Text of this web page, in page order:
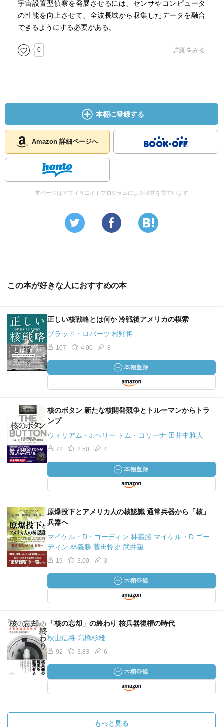
宇宙設置型偵察を発展させるには、センサやコンピュータ
の性能を向上させて、全波長域から収集したデータを融合
できるようにする必要がある。
0 詳細をみる
本棚に登録する
Amazon 詳細ページへ
本ページはアフィリエイトプログラムによる収益を得ています
この本が好きな人におすすめの本
正しい核戦略とは何か 冷戦後アメリカの模索
ブラッド・ロバーツ 村野将
107 4.00 8
核のボタン 新たな核開発競争とトルーマンからトラ
ンプ
ウィリアム・J.ペリー トム・コリーナ 田井中雅人
72 2.50 4
原爆投下とアメリカ人の核認識 通常兵器から「核」
兵器へ
マイケル・D・ゴーディン 林義勝 マイケル・D.ゴー
ディン 林義勝 藤田怜史 武井望
19 3.00 3
「核の忘却」の終わり 核兵器復権の時代
秋山信将 高橋杉雄
92 3.83 6
もっと見る